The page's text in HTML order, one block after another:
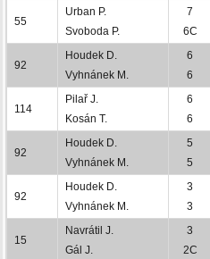
55
Urban P.
Svoboda P.
7
6C
92
Houdek D.
Vyhnánek M.
6
6
114
Pilař J.
Kosán T.
6
6
92
Houdek D.
Vyhnánek M.
5
5
92
Houdek D.
Vyhnánek M.
3
3
15
Navrátil J.
Gál J.
3
2C